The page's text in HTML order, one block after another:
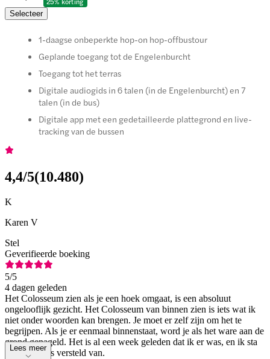
Selecteer
1-daagse onbeperkte hop-on hop-offbustour
Geplande toegang tot de Engelenburcht
Toegang tot het terras
Digitale audiogids in 6 talen (in de Engelenburcht) en 7
talen (in de bus)
Digitale app met een gedetailleerde plattegrond en live-
tracking van de bussen
4,4/5(10.480)
K
Karen V
Stel
Geverifieerde boeking
5/5
4 dagen geleden
Het Colosseum zien als je een hoek omgaat, is een absoluut
ongelooflijk gezicht. Het Colosseum van binnen zien is iets wat ik
niet onder woorden kan brengen. Je moet er zelf zijn om het te
begrijpen. Als je er eenmaal binnenstaat, word je als het ware aan de
grond genageld. Het is al een week geleden dat ik er was, en ik sta
er nog steeds versteld van.
Lees meer